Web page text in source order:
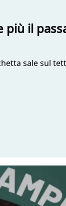
più il
sale sul